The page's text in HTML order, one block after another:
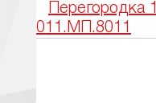
Перегородка
011.МП.8011